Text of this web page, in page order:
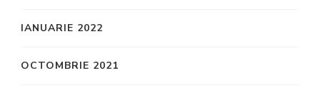
IANUARIE 2022
OCTOMBRIE 2021